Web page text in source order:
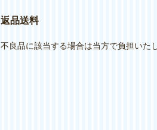
返品送料
不良品に該当する場合は当方で負担いた